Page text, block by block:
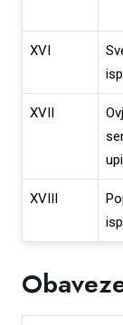
XVI
XVII
XVIII